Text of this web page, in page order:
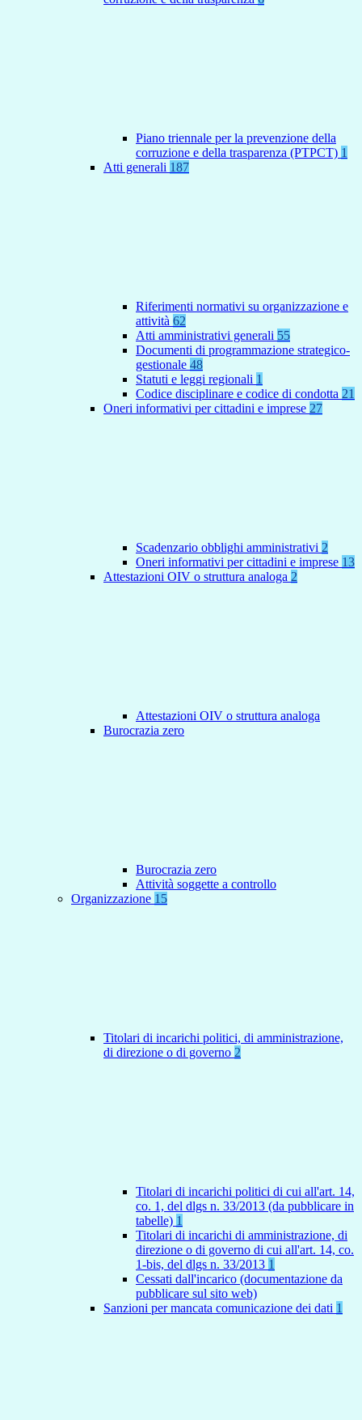
Piano triennale per la prevenzione della
corruzione e della trasparenza (PTPCT) 1
Atti generali 187
Riferimenti normativi su organizzazione e
attività 62
Atti amministrativi generali 55
Documenti di programmazione strategico-
gestionale 48
Statuti e leggi regionali 1
Codice disciplinare e codice di condotta 21
Oneri informativi per cittadini e imprese 27
Scadenzario obblighi amministrativi 2
Oneri informativi per cittadini e imprese 13
Attestazioni OIV o struttura analoga 2
Attestazioni OIV o struttura analoga
Burocrazia zero
Burocrazia zero
Attività soggette a controllo
Organizzazione 15
Titolari di incarichi politici, di amministrazione,
di direzione o di governo 2
Titolari di incarichi politici di cui all'art. 14,
co. 1, del dlgs n. 33/2013 (da pubblicare in
tabelle) 1
Titolari di incarichi di amministrazione, di
direzione o di governo di cui all'art. 14, co.
1-bis, del dlgs n. 33/2013 1
Cessati dall'incarico (documentazione da
pubblicare sul sito web)
Sanzioni per mancata comunicazione dei dati 1